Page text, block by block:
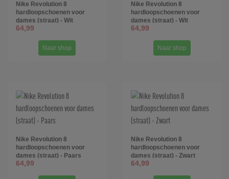
Nike Revolution 8
hardloopschoenen voor
dames (straat) - Wit
64,99
Naar shop
Nike Revolution 8
hardloopschoenen voor
dames (straat) - Wit
64,99
Naar shop
Nike Revolution 8
hardloopschoenen voor
dames (straat) - Paars
64,99
Nike Revolution 8
hardloopschoenen voor
dames (straat) - Zwart
64,99